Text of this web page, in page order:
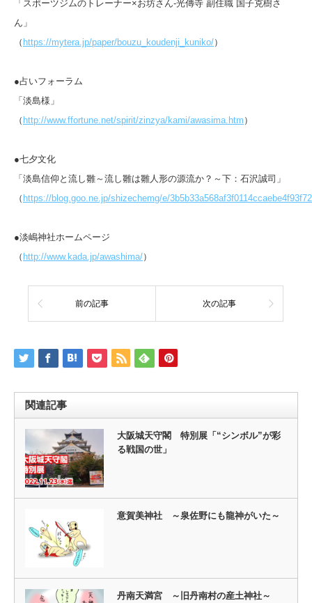
「スポーツジムのトレーナー×お坊さん‐光傳寺 副住職 国子克樹さ
ん」
（ https://mytera.jp/paper/bouzu_koudenji_kuniko/）
●占いフォーラム
「淡島様」
（ http://www.ffortune.net/spirit/zinzya/kami/awasima.htm ）
●七夕文化
「淡島信仰と流し雛～流し雛は雛人形の源流か？～下：石沢誠司」
（ https://blog.goo.ne.jp/shizechemg/e/
●淡嶋神社ホームページ
（ http://www.kada.jp/awashima/）
前の記事 次の記事
関連記事
大阪城天守閣 特別展「“シンボル”が彩
る戦国の世」
意賀美神社 ～泉佐野にも龍神がいた～
丹南天満宮 ～旧丹南村の産土神社～